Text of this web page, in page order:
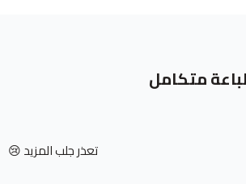
متكامل
تعذر جلب المزيد 😢